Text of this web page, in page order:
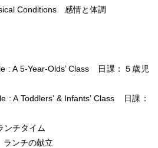
Conditions 感情と体調
: A 5-Year-Olds’ Class 日課：５歳児
: A Toddlers’ & Infants’ Class 日課：
チタイム
ンチの献立